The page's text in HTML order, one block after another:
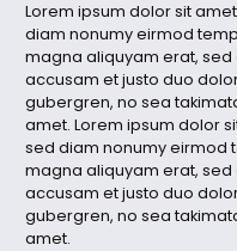
Lorem ipsum dolor sit
diam nonumy eirmod
magna aliquyam erat, sed
accusam et justo duo
gubergren, no sea
amet. Lorem ipsum dolor
sed diam nonumy eirmod
magna aliquyam erat, sed
accusam et justo duo
gubergren, no sea
amet.